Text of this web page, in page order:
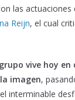
las actuaciones
Reijn, el cual
vive hoy en
imagen,
interminable